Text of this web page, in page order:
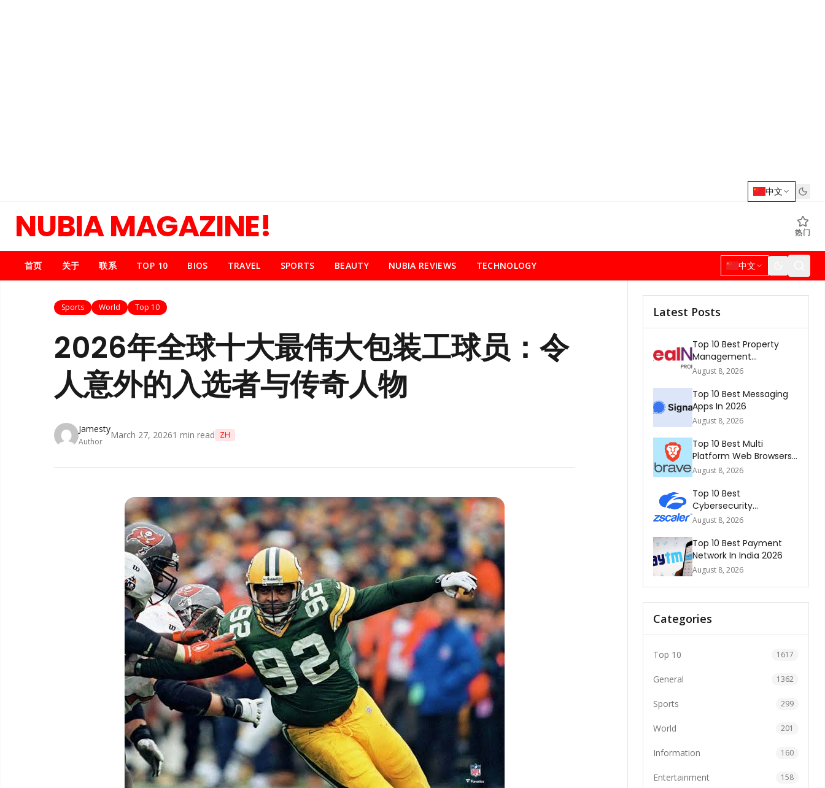
中文
NUBIA MAGAZINE! 热门
首页 关于 联系 TOP 10 BIOS TRAVEL SPORTS BEAUTY NUBIA REVIEWS TECHNOLOGY 中文
Sports World Top 10
2026年全球十大最伟大包装工球员：令
人意外的入选者与传奇人物
Jamesty
Author
March 27, 20261 min read ZH
Latest Posts
Top 10 Best Property
Management
Companies In South
August 8, 2026
Top 10 Best Messaging
Apps In 2026
August 8, 2026
Top 10 Best Multi
Platform Web Browsers
In The world 2026
August 8, 2026
Top 10 Best
Cybersecurity
Companies In America
August 8, 2026
Top 10 Best Payment
Network In India 2026
August 8, 2026
Categories
Top 10 1617
General 1362
Sports 299
World 201
Information 160
Entertainment 158